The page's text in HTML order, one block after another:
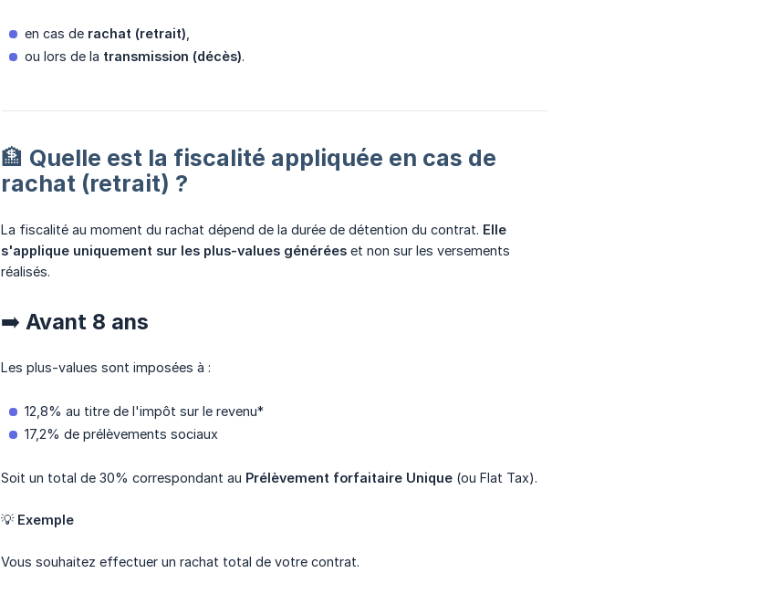
en cas de rachat (retrait)
ou lors de la transmission (décès).
🏦 Quelle est la fiscalité appliquée en cas de
rachat (retrait) ?
La fiscalité au moment du rachat dépend de la durée de détention du contrat. Elle
s'applique uniquement sur les plus-values généréeset non sur les versements
réalisés.
➡️ Avant 8 ans
Les plus-values sont imposées à :
12,8% au titre de l'impôt sur le revenu*
17,2% de prélèvements sociaux
Soit un total de 30% correspondant au Prélèvement forfaitaire Unique(ou Flat Tax).
💡 Exemple
Vous souhaitez effectuer un rachat total de votre contrat.